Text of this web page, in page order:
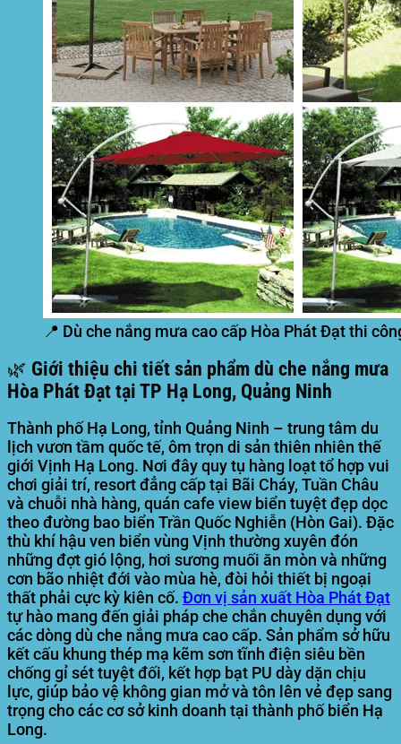
📍 Dù che nắng mưa cao cấp Hòa Phát Đạt thi
🌿 Giới thiệu chi tiết sản phẩm dù che nắng mưa
Hòa Phát Đạt tại TP Hạ Long, Quảng Ninh
Thành phố Hạ Long, tỉnh Quảng Ninh – trung tâm du
lịch vươn tầm quốc tế, ôm trọn di sản thiên nhiên thế
giới Vịnh Hạ Long. Nơi đây quy tụ hàng loạt tổ hợp vui
chơi giải trí, resort đẳng cấp tại Bãi Cháy, Tuần Châu
và chuỗi nhà hàng, quán cafe view biển tuyệt đẹp dọc
theo đường bao biển Trần Quốc Nghiễn (Hòn Gai). Đặc
thù khí hậu ven biển vùng Vịnh thường xuyên đón
những đợt gió lộng, hơi sương muối ăn mòn và những
cơn bão nhiệt đới vào mùa hè, đòi hỏi thiết bị ngoại
thất phải cực kỳ kiên cố. Đơn vị sản xuất Hòa Phát Đạt
tự hào mang đến giải pháp che chắn chuyên dụng với
các dòng dù che nắng mưa cao cấp. Sản phẩm sở hữu
kết cấu khung thép mạ kẽm sơn tĩnh điện siêu bền
chống gỉ sét tuyệt đối, kết hợp bạt PU dày dặn chịu
lực, giúp bảo vệ không gian mở và tôn lên vẻ đẹp sang
trọng cho các cơ sở kinh doanh tại thành phố biển Hạ
Long.